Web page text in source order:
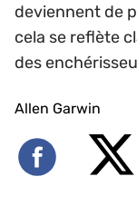
deviennent de
cela se reflète
des
Allen Garwin